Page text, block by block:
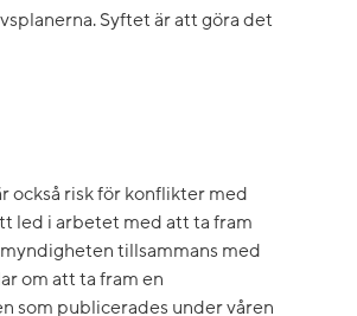
Syftet är att göra det
också risk för konflikter med
led i arbetet med att ta fram
tillsammans med
om att ta fram en
som publicerades under våren